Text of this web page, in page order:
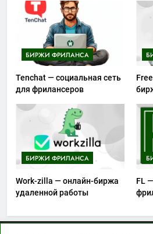
БИРЖИ ФРИЛАНСА
Tenchat — социальная сеть
для фрилансеров
БИРЖИ ФРИЛАНСА
Work-zilla — онлайн-биржа
удаленной работы
FL